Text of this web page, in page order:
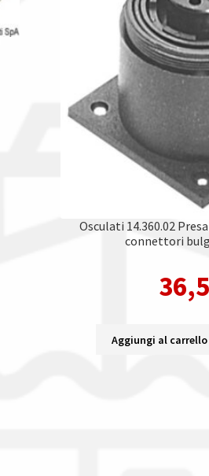
Osculati 14.360.02
connettori
Aggiungi al carrello